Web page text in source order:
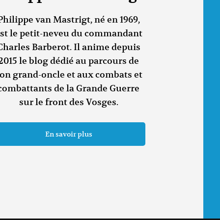
van Mastrigt, né en 1969,
le petit-neveu du commandant
Barberot. Il anime depuis
le blog dédié au parcours de
grand-oncle et aux combats et
de la Grande Guerre
sur le front des Vosges.
En savoir plus